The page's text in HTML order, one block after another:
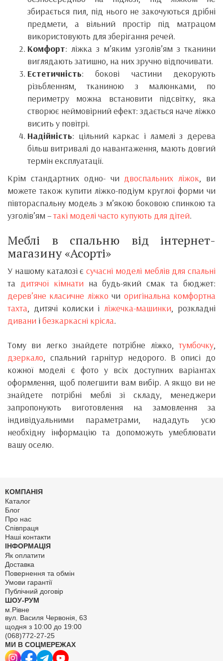
збирається пил, під нього не закочуються дрібні
предмети, а вільний простір під матрацом
використовують для зберігання речей.
Комфорт: ліжка з м’яким узголів’ям з тканини
виглядають затишно, на них зручно відпочивати.
Естетичність: бокові частини декорують
різьбленням, тканиною з малюнками, по
периметру можна встановити підсвітку, яка
створює неймовірний ефект: здається наче ліжко
висить у повітрі.
Надійність: цільний каркас і ламелі з дерева
більш витривалі до навантаження, мають довгий
термін експлуатації.
Крім стандартних одно- чи двоспальних ліжок, ви
можете також купити ліжко-подіум круглої форми чи
півтораспальну модель з м’якою боковою спинкою та
узголів’ям –такі моделі часто купують для дітей.
Меблі в спальню від інтернет-
магазину «Асорті»
У нашому каталозі є сучасні моделі меблів для спальні
та дитячої кімнати на будь-який смак та бюджет:
дерев’яне класичне ліжко чи оригінальна комфортна
тахта, дитячі колиски іліжечка-машинки, розкладні
дивани і безкаркасні крісла.
Тому ви легко знайдете потрібне ліжко, тумбочку,
дзеркало, спальний гарнітур недорого. В описі до
кожної моделі є фото у всіх доступних варіантах
оформлення, щоб полегшити вам вибір. А якщо ви не
знайдете потрібні меблі зі складу, менеджери
запропонують виготовлення на замовлення за
індивідуальними параметрами, нададуть усю
необхідну інформацію та допоможуть умеблювати
вашу оселю.
КОМПАНІЯ
Каталог
Блог
Про нас
Співпраця
Наші контакти
ІНФОРМАЦІЯ
Як оплатити
Доставка
Повернення та обмін
Умови гарантії
Публічний договір
ШОУ-РУМ
м.Рівне
вул. Василя Червонія, 63
щодня з 10:00 до 19:00
(068)772-27-25
МИ В СОЦМЕРЕЖАХ